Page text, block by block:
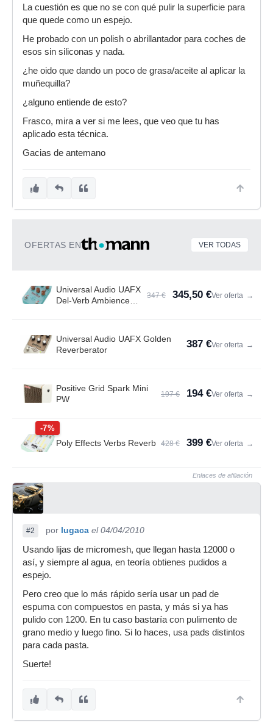
La cuestión es que no se con qué pulir la superficie para
que quede como un espejo.
He probado con un polish o abrillantador para coches de
esos sin siliconas y nada.
¿he oido que dando un poco de grasa/aceite al aplicar la
muñequilla?
¿alguno entiende de esto?
Frasco, mira a ver si me lees, que veo que tu has
aplicado esta técnica.
Gacias de antemano
OFERTAS EN VER TODAS
Universal Audio UAFX
Del-Verb Ambience
347 € 345,50 €Ver oferta →
Universal Audio UAFX Golden
Reverberator
387 €Ver oferta →
Positive Grid Spark Mini
PW
197 € 194 €Ver oferta →
-7%
Poly Effects Verbs Reverb 428 € 399 €Ver oferta →
Enlaces de afiliación
#2 por lugaca el 04/04/2010
Usando lijas de micromesh, que llegan hasta 12000 o
así, y siempre al agua, en teoría obtienes pudidos a
espejo.
Pero creo que lo más rápido sería usar un pad de
espuma con compuestos en pasta, y más si ya has
pulido con 1200. En tu caso bastaría con pulimento de
grano medio y luego fino. Si lo haces, usa pads distintos
para cada pasta.
Suerte!